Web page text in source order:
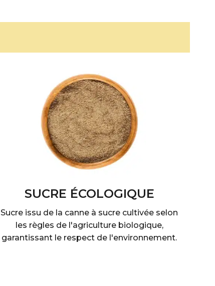
SUCRE ÉCOLOGIQUE
Sucre issu de la canne à sucre cultivée selon
les règles de l'agriculture biologique,
garantissant le respect de l'environnement.